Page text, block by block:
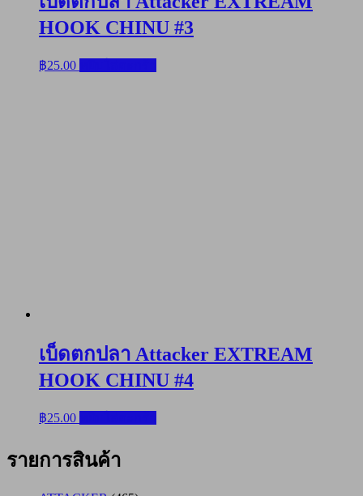
HOOK CHINU #3
฿25.00
เบ็ดตกปลา Attacker EXTREAM
HOOK CHINU #4
฿25.00
รายการสินค้า